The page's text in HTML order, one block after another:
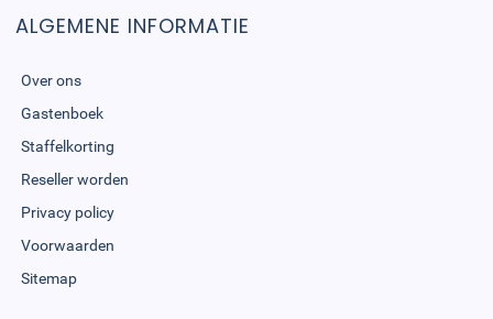
ALGEMENE INFORMATIE
Over ons
Gastenboek
Staffelkorting
Reseller worden
Privacy policy
Voorwaarden
Sitemap